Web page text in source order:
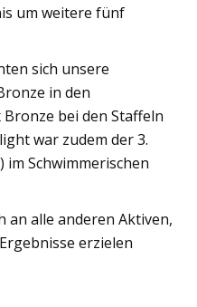
um weitere fünf
sich unsere
in den
bei den Staffeln
war zudem der 3.
im Schwimmerischen
an alle anderen Aktiven,
erzielen